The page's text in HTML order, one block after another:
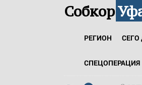
Собкор
РЕГИОН СЕГО
СПЕЦОПЕРАЦИЯ